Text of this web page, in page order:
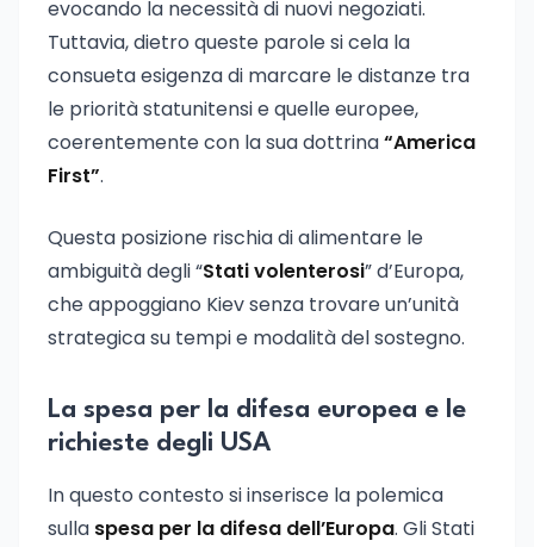
evocando la necessità di nuovi negoziati.
Tuttavia, dietro queste parole si cela la
consueta esigenza di marcare le distanze tra
le priorità statunitensi e quelle europee,
coerentemente con la sua dottrina“America
First”.
Questa posizione rischia di alimentare le
ambiguità degli “Stati volenterosi” d’Europa,
che appoggiano Kiev senza trovare un’unità
strategica su tempi e modalità del sostegno.
La spesa per la difesa europea e le
richieste degli USA
In questo contesto si inserisce la polemica
sulla spesa per la difesa dell’Europa. Gli Stati